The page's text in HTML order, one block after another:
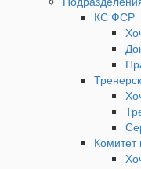
Меню
КС ФСР
Комитет